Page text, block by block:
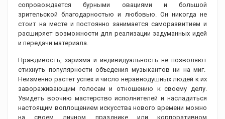
сопровождается бурными овациями и большой
зрительской благодарностью и любовью. Он никогда не
стоит на месте и постоянно занимается саморазвитием и
расширяет возможности для реализации задуманных идей
и передачи материала.
Правдивость, харизма и индивидуальность не позволяют
стихнуть популярности объедения музыкантов ни на миг.
Неизменно растет успех и число неравнодушных людей к их
завораживающим голосам и отношению к своему делу.
Увидеть воочию мастерство исполнителей и насладиться
настоящим воплощением искусства нового времени можно
на своем личном празднике или корпоративном